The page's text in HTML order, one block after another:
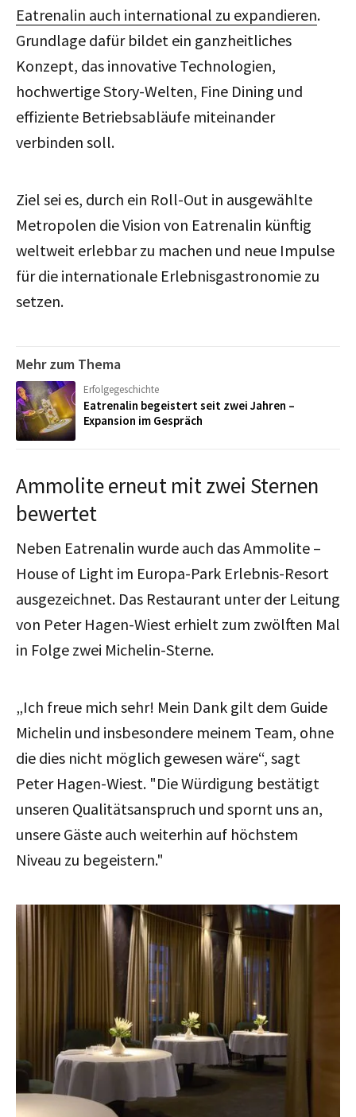
Eatrenalin auch international zu expandieren.
Grundlage dafür bildet ein ganzheitliches
Konzept, das innovative Technologien,
hochwertige Story-Welten, Fine Dining und
effiziente Betriebsabläufe miteinander
verbinden soll.
Ziel sei es, durch ein Roll-Out in ausgewählte
Metropolen die Vision von Eatrenalin künftig
weltweit erlebbar zu machen und neue Impulse
für die internationale Erlebnisgastronomie zu
setzen.
Mehr zum Thema
Erfolgegeschichte
Eatrenalin begeistert seit zwei Jahren –
Expansion im Gespräch
Ammolite erneut mit zwei Sternen
bewertet
Neben Eatrenalin wurde auch das Ammolite –
House of Light im Europa-Park Erlebnis-Resort
ausgezeichnet. Das Restaurant unter der Leitung
von Peter Hagen-Wiest erhielt zum zwölften Mal
in Folge zwei Michelin-Sterne.
„Ich freue mich sehr! Mein Dank gilt dem Guide
Michelin und insbesondere meinem Team, ohne
die dies nicht möglich gewesen wäre“, sagt
Peter Hagen-Wiest. "Die Würdigung bestätigt
unseren Qualitätsanspruch und spornt uns an,
unsere Gäste auch weiterhin auf höchstem
Niveau zu begeistern."